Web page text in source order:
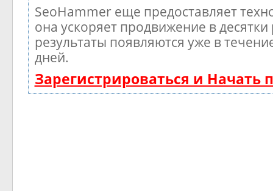
SeoHammer еще предоставляет
она ускоряет продвижение в
результаты появляются уже в
дней.
Зарегистрироваться и Начать